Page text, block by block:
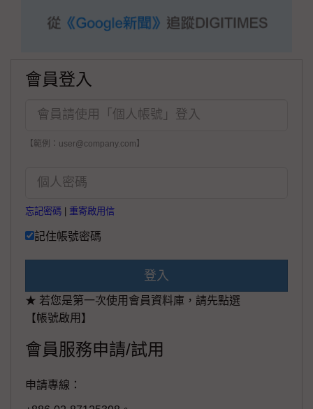
會員登入
【範例：user@company.com】
忘記密碼 重寄啟用信
記住帳號密碼
登入
★ 若您是第一次使用會員資料庫，請先點選
【帳號啟用】
會員服務申請/試用
申請專線：